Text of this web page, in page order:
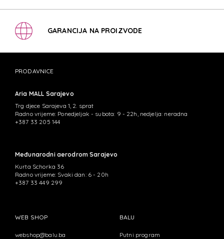
GARANCIJA NA PROIZVODE
PRODAVNICE
Aria MALL Sarajevo
Trg djece Sarajeva 1, 2. sprat
Radno vrijeme: Ponedjeljak - subota: 9 - 22h, nedjelja: neradna
+387 33 205 144
Međunarodni aerodrom Sarajevo
Kurta Schorka 36
Radno vrijeme: Svaki dan: 6 - 20h
+387 33 449 299
WEB SHOP
webshop@balu.ba
BALU
Putni program